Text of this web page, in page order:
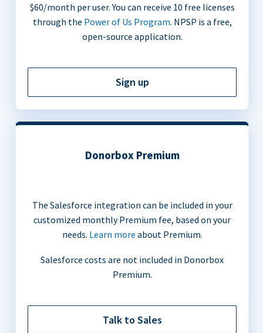
$60/month per user. You can receive 10 free licenses
through the Power of Us Program. NPSP is a free,
open-source application.
Sign up
Donorbox Premium
The Salesforce integration can be included in your
customized monthly Premium fee, based on your
needs. Learn more about Premium.
Salesforce costs are not included in Donorbox
Premium.
Talk to Sales